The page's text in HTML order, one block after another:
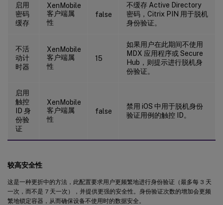
启用
密码
缓存
XenMobile
客户端属
性
false
不缓存 Active Directory
密码，Citrix PIN 用于脱机
身份验证。
不活
动计
时器
XenMobile
客户端属
性
15
如果用户在此期间不使用
MDX 应用程序或 Secure
Hub，则提示进行脱机身
份验证。
启用
触控
ID 身
份验
证
XenMobile
客户端属
性
false
禁用 iOS 中用于脱机身份
验证用例的触控 ID。
较高安全性
这是一种更折中的方法，此配置要求用户更频繁地进行身份验证（最多每 3 天
一次，而不是 7 天一次），并提供更强的安全性。身份验证次数的增加会更频
繁地锁定容器，从而确保设备不使用时的数据安全。